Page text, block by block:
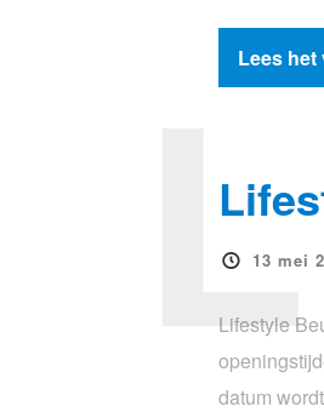
Lees
13 mei
L
Lifestyle
datum